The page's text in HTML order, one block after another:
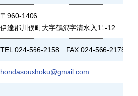
〒960-1406
伊達郡川俣町大字鶴沢字清水入11-12
TEL 024-566-2158 FAX 024-566-2178
hondasoushoku@gmail.com